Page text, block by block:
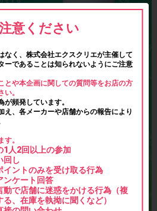
意ください
なく、株式会社エクスクリエが主催して
ーであることは知られないようにご注意
とや本企画に関しての質問等をお店の方
。
頻発しています。
え、各メーカーや店舗からの報告により
。
1人2回以上の参加
回し
イントのみを受け取る行為
ンケート回答
動で店舗に迷惑をかける行為（複
、在庫を執拗に聞くなど）